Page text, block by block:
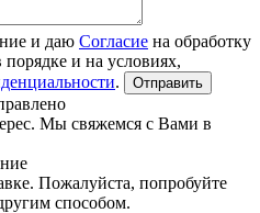
и даю Согласие на обработку
и на условиях,
.
Мы свяжемся с Вами в
Пожалуйста, попробуйте
способом.